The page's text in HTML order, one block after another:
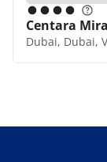
Centara
Dubai, Dubai,